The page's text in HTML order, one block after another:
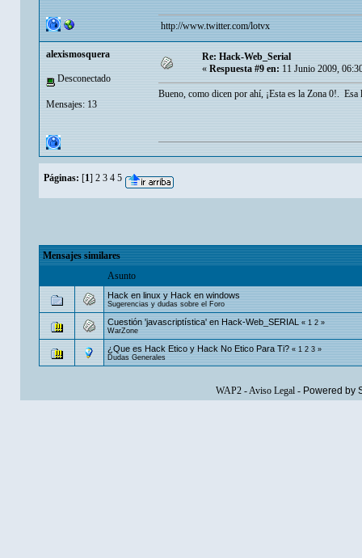
http://www.twitter.com/lotvx
alexismosquera
Desconectado
Mensajes: 13
Re: Hack-Web_Serial
« Respuesta #9 en: 11 Junio 2009,
Bueno, como dicen por ahí, ¡Esta es la Zona 0!.
Páginas: [1] 2 3 4 5
Mensajes similares
Asunto
Hack en linux y Hack en windows
Sugerencias y dudas sobre el Foro
Cuestión 'javascriptística' en Hack-Web_SERIAL «1 2»
WarZone
¿Que es Hack Etico y Hack No Etico Para Ti? «1 2 3»
Dudas Generales
WAP2-Aviso Legal- Powered by